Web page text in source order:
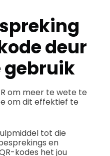
deur
gebruik
om meer te wete te
om dit effektief te
tot die
en
kodes het jou